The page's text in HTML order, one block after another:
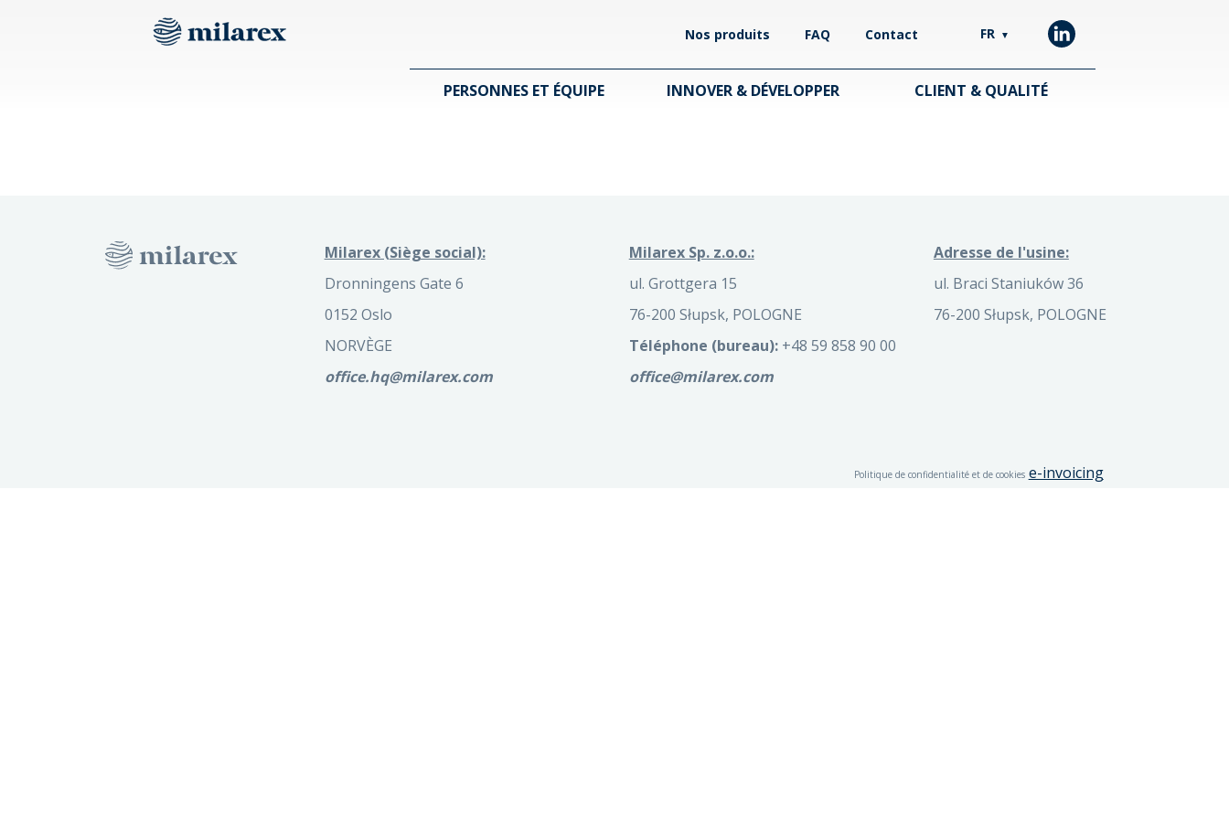
Nos produits FAQ Contact FR ▼
PERSONNES ET ÉQUIPE INNOVER & DÉVELOPPER CLIENT & QUALITÉ
Milarex (Siège social):
Dronningens Gate 6
0152 Oslo
NORVÈGE
office.hq@milarex.com
Milarex Sp. z.o.o.:
ul. Grottgera 15
76-200 Słupsk, POLOGNE
Téléphone (bureau):+48 59 858 90 00
office@milarex.com
Adresse de l'usine:
ul. Braci Staniuków 36
76-200 Słupsk, POLOGNE
Politique de confidentialité et de cookies e-invoicing